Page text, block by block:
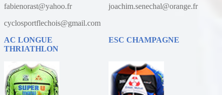
fabienorast@yahoo.fr
joachim.senechal@orange.fr
cyclosportflechois@gmail.com
AC LONGUE
THRIATHLON
ESC CHAMPAGNE